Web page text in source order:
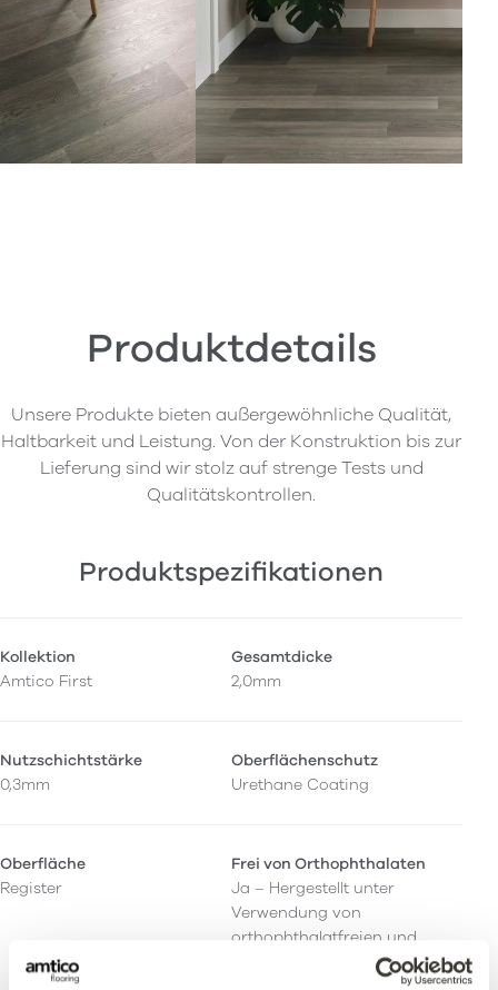
Produktdetails
Unsere Produkte bieten außergewöhnliche Qualität,
Haltbarkeit und Leistung. Von der Konstruktion bis zur
Lieferung sind wir stolz auf strenge Tests und
Qualitätskontrollen.
Produktspezifikationen
Kollektion
Amtico First
Gesamtdicke
2,0mm
Nutzschichtstärke
0,3mm
Oberflächenschutz
Urethane Coating
Oberfläche
Register
Frei von Orthophthalaten
Ja – Hergestellt unter
Verwendung von
orthophthalatfreien und